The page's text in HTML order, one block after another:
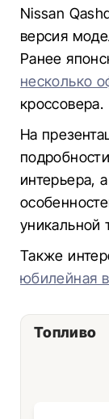
Nissan
версия
Ранее
несколько
кроссовера.
На
интерьера,
уникальной
Также
юбилейная
Топливо